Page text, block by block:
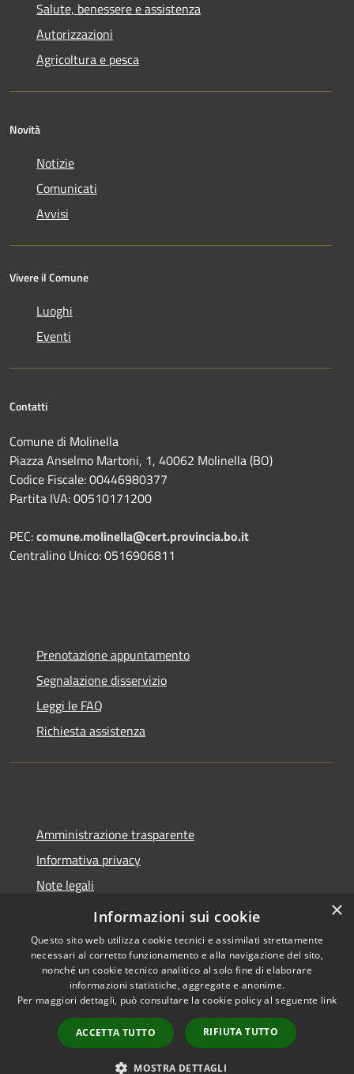
Salute, benessere e assistenza
Autorizzazioni
Agricoltura e pesca
Novità
Notizie
Comunicati
Avvisi
Vivere il Comune
Luoghi
Eventi
Contatti
Comune di Molinella
Piazza Anselmo Martoni, 1, 40062 Molinella (BO)
Codice Fiscale: 00446980377
Partita IVA: 00510171200
PEC:comune.molinella@cert.provincia.bo.it
Centralino Unico: 0516906811
Prenotazione appuntamento
Segnalazione disservizio
Leggi le FAQ
Richiesta assistenza
Amministrazione trasparente
Informativa privacy
Note legali
Dichiarazione di accessibilità
Accessibilità
Copyright © 2026 • Comune di
Molinella • Powered by
Municipium•
Accesso
redazione
×
Informazioni sui cookie
Questo sito web utilizza cookie tecnici e assimilati strettamente
necessari al corretto funzionamento e alla navigazione del sito,
nonché un cookie tecnico analitico al solo fine di elaborare
informazioni statistiche, aggregate e anonime.
Per maggiori dettagli, può consultare la cookie policy al seguente link
ACCETTA TUTTO RIFIUTA TUTTO
MOSTRA DETTAGLI